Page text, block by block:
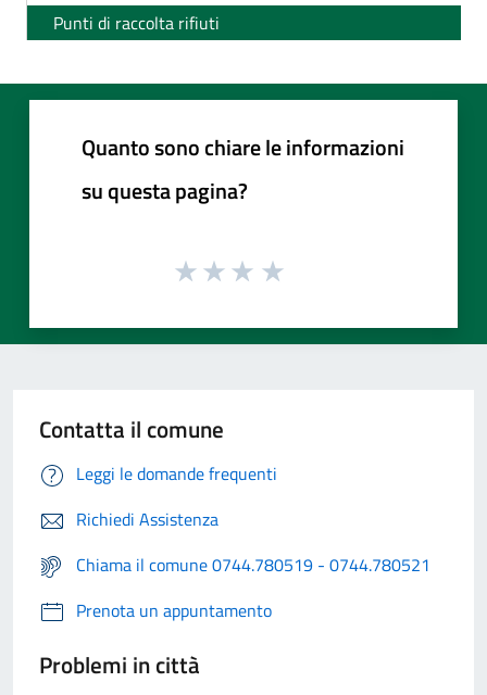
Punti di raccolta rifiuti
Quanto sono chiare le informazioni
su questa pagina?
Contatta il comune
Leggi le domande frequenti
Richiedi Assistenza
Chiama il comune 0744.780519 - 0744.780521
Prenota un appuntamento
Problemi in città